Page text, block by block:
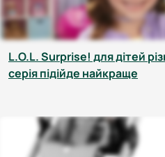
L.O.L. Surprise! для дітей
серія підійде найкраще